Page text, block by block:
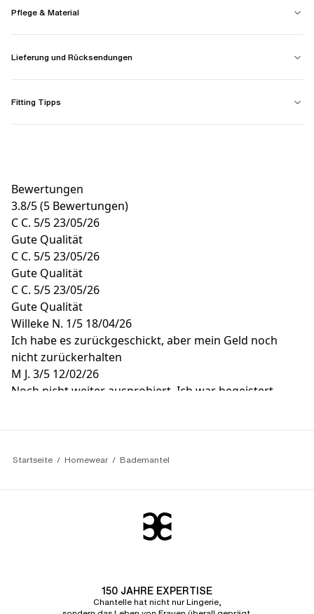
Pflege & Material
Lieferung und Rücksendungen
Fitting Tipps
Bewertungen
3.8/5(5 Bewertungen)
C C. 5/523/05/26
Gute Qualität
C C. 5/523/05/26
Gute Qualität
C C. 5/523/05/26
Gute Qualität
Willeke N. 1/5 18/04/26
Ich habe es zurückgeschickt, aber mein Geld noch
nicht zurückerhalten
M J. 3/5 12/02/26
Noch nicht weiter ausprobiert. Ich war begeistert,
Startseite Homewear Bademantel
150 JAHRE EXPERTISE
Chantelle hat nicht nur Lingerie,